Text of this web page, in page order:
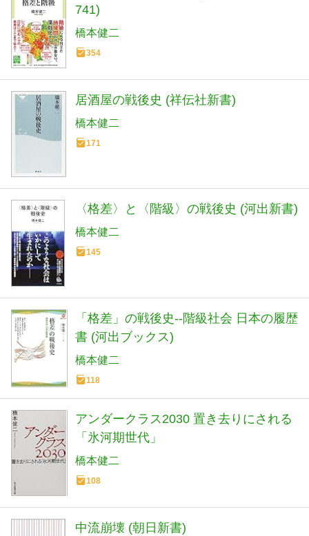
741)
橋本健二
354
居酒屋の戦後史 (祥伝社新書)
橋本健二
171
〈格差〉と〈階級〉の戦後史 (河出新書)
橋本健二
145
「格差」の戦後史--階級社会 日本の履歴
書 (河出ブックス)
橋本健二
118
アンダークラス2030 置き去りにされる
「氷河期世代」
橋本健二
108
中流崩壊 (朝日新書)